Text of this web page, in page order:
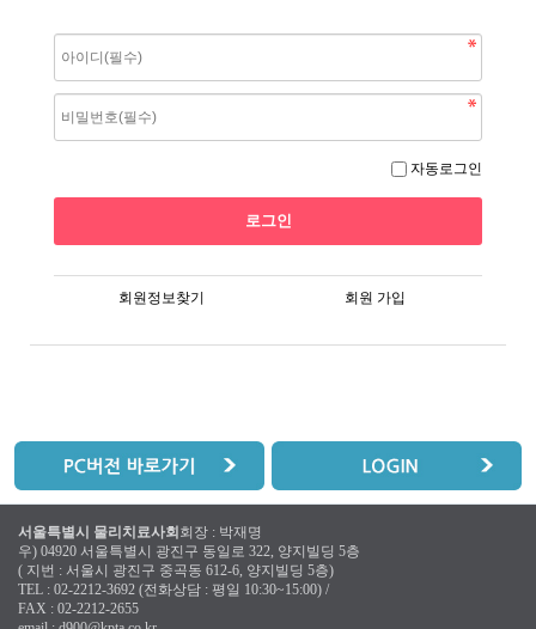
자동로그인
회원정보찾기 회원 가입
서울특별시 물리치료사회회장 : 박재명
우) 04920 서울특별시 광진구 동일로 322, 양지빌딩 5층
( 지번 : 서울시 광진구 중곡동 612-6, 양지빌딩 5층)
TEL : 02-2212-3692 (전화상담 : 평일 10:30~15:00) /
FAX : 02-2212-2655